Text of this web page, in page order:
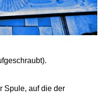
Spule, auf die der